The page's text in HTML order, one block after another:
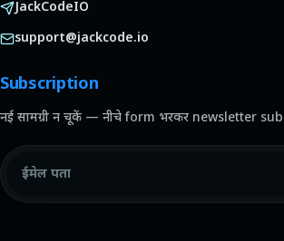
JackCodeIO
support@jackcode.io
Subscription
नई सामग्री न चूकें — नीचे form भरकर newsletter
ईमेल पता